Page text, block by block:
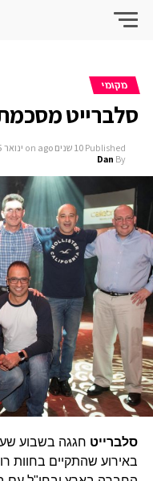
מקומי
סלברייט
Published 10 שנים ago on ינואר 5, 2017
By
Dan
סלברייט חגגה בשבוע
באירוע שהתקיים בחוות